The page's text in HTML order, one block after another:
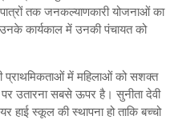
तक जनकल्याणकारी योजनाओं का
कार्यकाल में उनकी पंचायत को
में महिलाओं को सशक्त
उतारना सबसे ऊपर है। सुनीता देवी
हाई स्कूल की स्थापना हो ताकि बच्चो